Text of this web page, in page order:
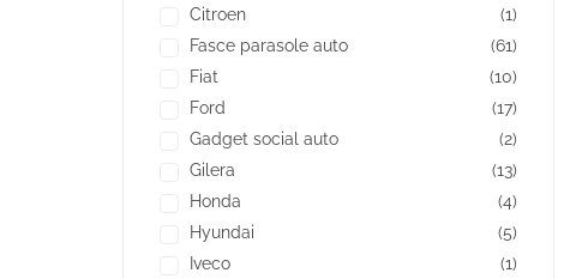
Citroen
(1)
Fasce parasole auto
(61)
Fiat
(10)
Ford
(17)
Gadget social auto
(2)
Gilera
(13)
Honda
(4)
Hyundai
(5)
Iveco
(1)